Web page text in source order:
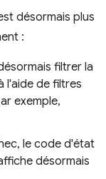
désormais plus
:
filtrer la
l'aide de filtres
exemple,
le code d'état
désormais